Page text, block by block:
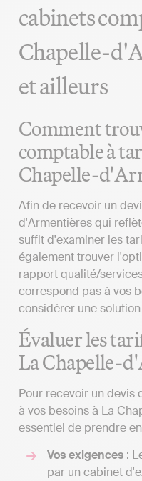
cabinets
Chapelle-
et ailleurs
Comment
comptable à
Chapelle-
Afin de recevoir un
d'Armentières qui
suffit d'examiner les
également trouver
rapport qualité/
correspond pas à vos
considérer une
Évaluer les
La Chapelle-
Pour recevoir un
à vos besoins à La
essentiel de prendre
Vos exigences :
par un cabinet